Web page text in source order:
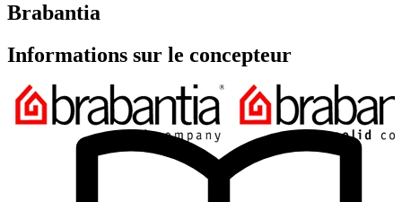
Brabantia
Informations sur le concepteur